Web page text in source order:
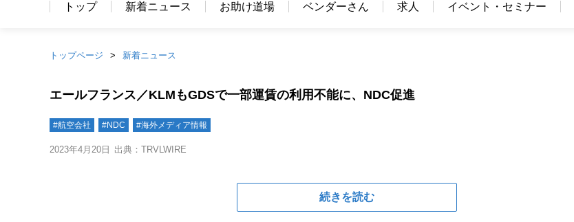
トップ 新着ニュース お助け道場 ベンダーさん 求人 イベント・セミナー
トップページ 新着ニュース
エールフランス／KLMもGDSで一部運賃の利用不能に、NDC促進
#航空会社 #NDC #海外メディア情報
2023年4月20日 出典：TRVLWIRE
続きを読む